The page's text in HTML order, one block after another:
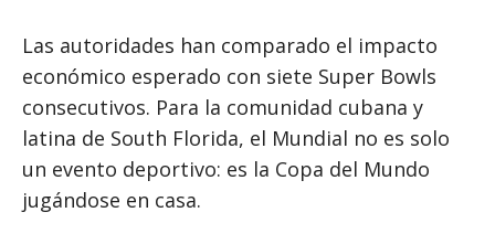
Las autoridades han comparado el impacto
económico esperado con siete Super Bowls
consecutivos. Para la comunidad cubana y
latina de South Florida, el Mundial no es solo
un evento deportivo: es la Copa del Mundo
jugándose en casa.